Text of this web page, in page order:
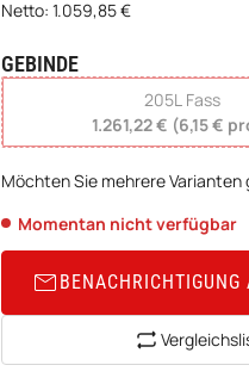
Netto: 1.059,85€
GEBINDE
wählen
205L Fass
1.261,22 € (6,15 €
Möchten Sie mehrere
Momentan nicht verfügbar
BENACHRICHTIGUNG